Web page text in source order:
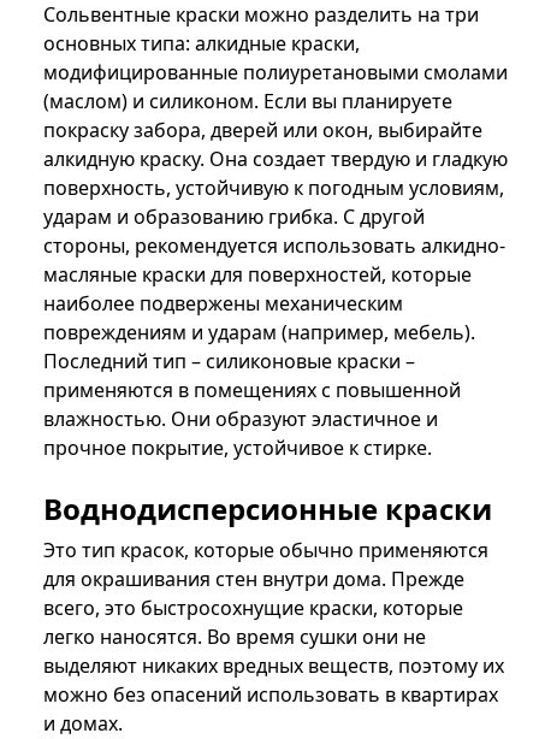
Сольвентные краски можно разделить на три
основных типа: алкидные краски,
модифицированные полиуретановыми смолами
(маслом) и силиконом. Если вы планируете
покраску забора, дверей или окон, выбирайте
алкидную краску. Она создает твердую и гладкую
поверхность, устойчивую к погодным условиям,
ударам и образованию грибка. С другой
стороны, рекомендуется использовать алкидно-
масляные краски для поверхностей, которые
наиболее подвержены механическим
повреждениям и ударам (например, мебель).
Последний тип – силиконовые краски –
применяются в помещениях с повышенной
влажностью. Они образуют эластичное и
прочное покрытие, устойчивое к стирке.
Воднодисперсионные краски
Это тип красок, которые обычно применяются
для окрашивания стен внутри дома. Прежде
всего, это быстросохнущие краски, которые
легко наносятся. Во время сушки они не
выделяют никаких вредных веществ, поэтому их
можно без опасений использовать в квартирах
и домах.